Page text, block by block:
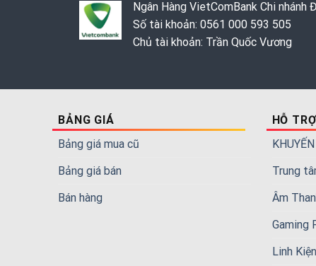
Ngân Hàng VietComBank Chi nhánh
Số tài khoản: 0561 000 593 505
Chủ tài khoản: Trần Quốc Vương
BẢNG GIÁ
Bảng giá mua cũ
Bảng giá bán
Bán hàng
HỖ
Trung
Âm
Gaming
Linh